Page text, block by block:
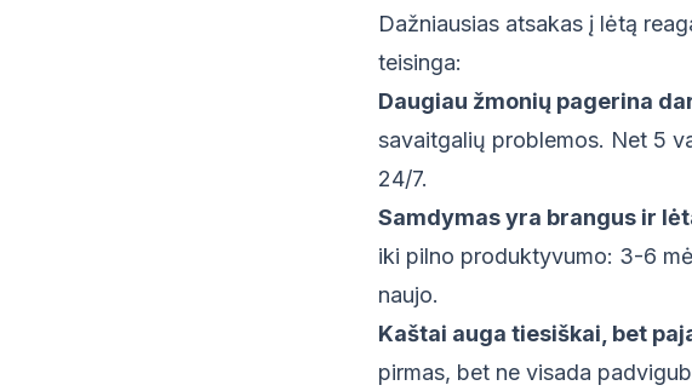
Dažniausias atsakas į lėtą
teisinga:
Daugiau žmonių pagerina
savaitgalių problemos. Net 5
24/7.
Samdymas yra brangus ir
iki pilno produktyvumo: 3-6
naujo.
Kaštai auga tiesiškai, bet
pirmas, bet ne visada